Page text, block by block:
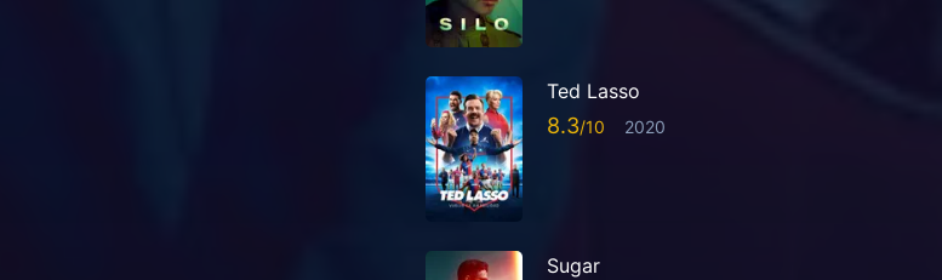
Ted Lasso
8.3 2020
Sugar